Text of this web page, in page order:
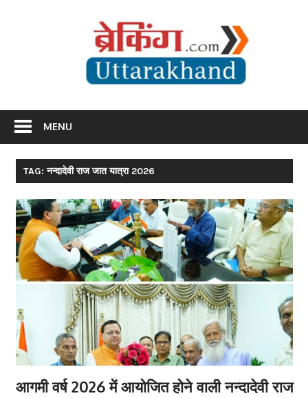
MENU
TAG: नन्दादेवी राज जात यात्रा 2026
आगमी वर्ष 2026 में आयोजित होने वाली नन्दादेवी राज